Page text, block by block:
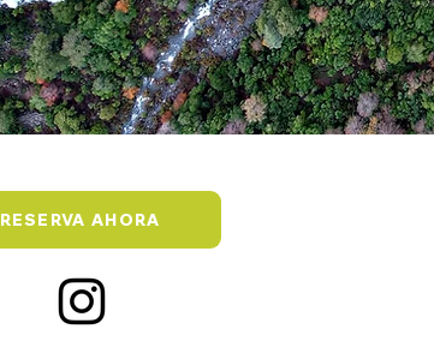
RESERVA AHORA